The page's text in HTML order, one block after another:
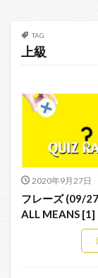
TAG
上級
2020年9月27日
フレーズ (09/
ALL MEANS [1]